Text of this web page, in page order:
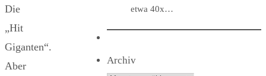
Die
„Hit
Giganten“.
Aber
etwa 40x…
Archiv